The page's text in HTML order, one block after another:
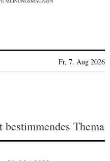
Fr, 7. Aug 2026
bestimmendes Thema